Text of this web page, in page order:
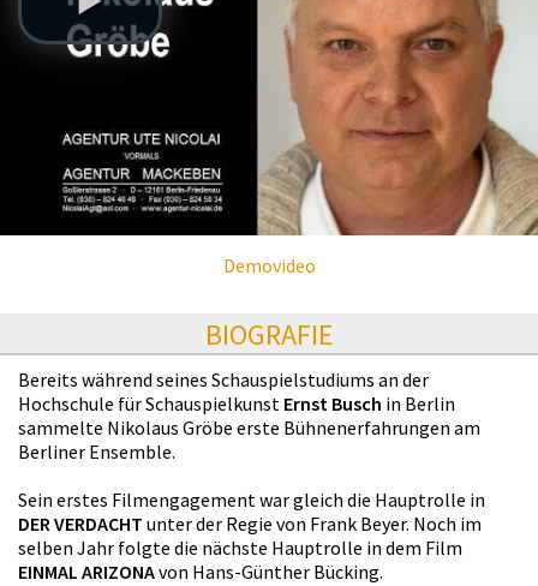
Demovideo
BIOGRAFIE
Bereits während seines Schauspielstudiums an der
Hochschule für Schauspielkunst Ernst Busch in Berlin
sammelte Nikolaus Gröbe erste Bühnenerfahrungen am
Berliner Ensemble.
Sein erstes Filmengagement war gleich die Hauptrolle in
DER VERDACHT unter der Regie von Frank Beyer. Noch im
selben Jahr folgte die nächste Hauptrolle in dem Film
EINMAL ARIZONAvon Hans-Günther Bücking.